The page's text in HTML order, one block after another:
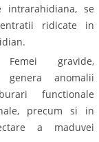
intrarahidiana, se
ridicate in
gravide,
genera anomalii
functionale
precum si in
a maduvei